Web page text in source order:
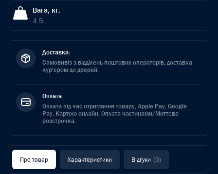
Вага, кг.
4.5
Доставка:
Самовивіз з відділень поштових операторів, доставка
кур'єром до дверей.
Оплата:
Оплата під час отримання товару, Apple Pay, Google
Pay, Картою онлайн, Оплата частинами/Миттєва
розстрочка.
Про товар Характеристики Відгуки (0)